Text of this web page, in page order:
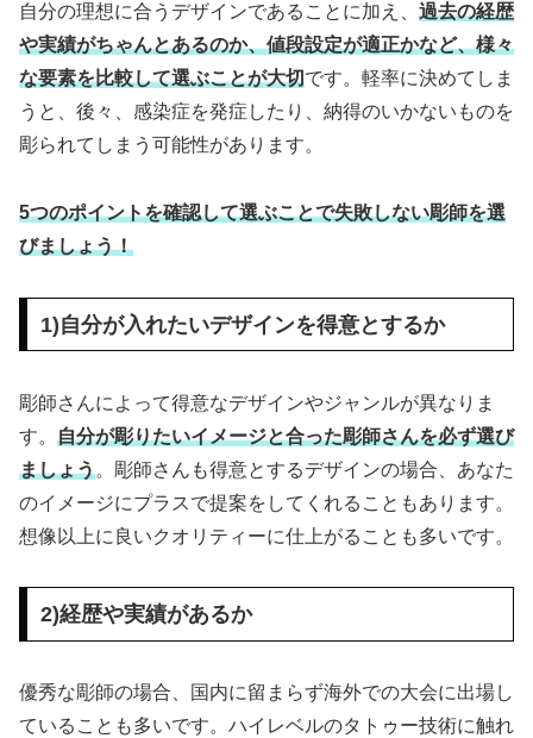
自分の理想に合うデザインであることに加え、 過去の経歴
や実績がちゃんとあるのか、値段設定が適正かなど、様々
な要素を比較して選ぶことが大切です。軽率に決めてしま
うと、後々、感染症を発症したり、納得のいかないものを
彫られてしまう可能性があります。
5つのポイントを確認して選ぶことで失敗しない彫師を選
びましょう！
1)自分が入れたいデザインを得意とするか
彫師さんによって得意なデザインやジャンルが異なりま
す。 自分が彫りたいイメージと合った彫師さんを必ず選び
ましょう。彫師さんも得意とするデザインの場合、あなた
のイメージにプラスで提案をしてくれることもあります。
想像以上に良いクオリティーに仕上がることも多いです。
2)経歴や実績があるか
優秀な彫師の場合、国内に留まらず海外での大会に出場し
ていることも多いです。ハイレベルのタトゥー技術に触れ